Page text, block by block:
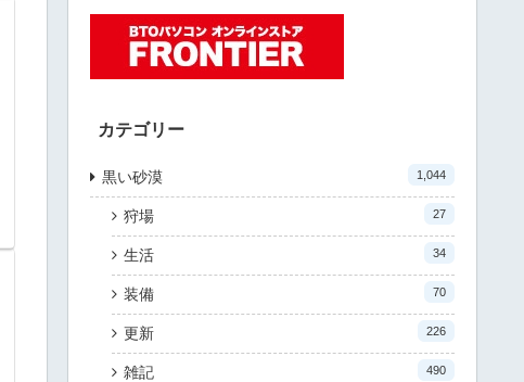
カテゴリー
黒い砂漠 1,044
狩場 27
生活 34
装備 70
更新 226
雑記 490